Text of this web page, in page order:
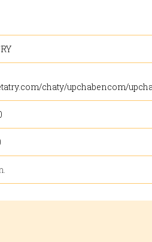
chaty/upchabencom/